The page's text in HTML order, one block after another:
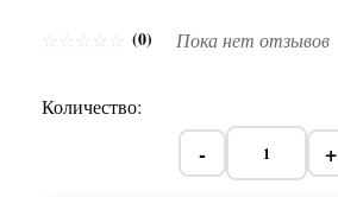
(0) Пока нет отзывов
Количество:
- +